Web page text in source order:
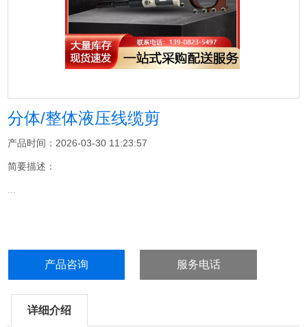
分体/整体液压线缆剪
产品时间：2026-03-30 11:23:57
简要描述：
...
产品咨询 服务电话
详细介绍